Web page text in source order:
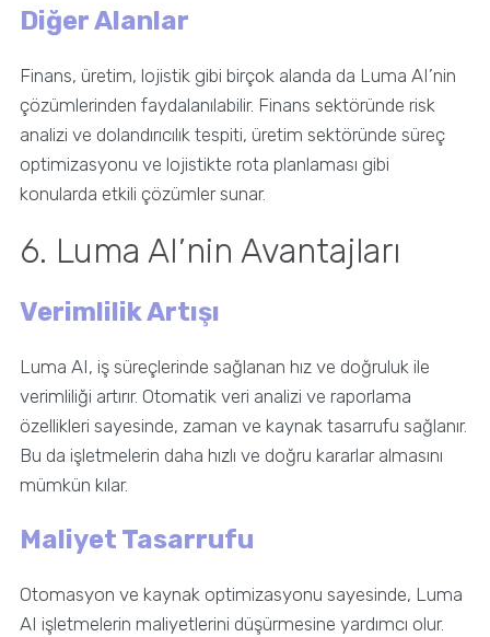
Diğer Alanlar
Finans, üretim, lojistik gibi birçok alanda da Luma AI’nin
çözümlerinden faydalanılabilir. Finans sektöründe risk
analizi ve dolandırıcılık tespiti, üretim sektöründe süreç
optimizasyonu ve lojistikte rota planlaması gibi
konularda etkili çözümler sunar.
6. Luma AI’nin Avantajları
Verimlilik Artışı
Luma AI, iş süreçlerinde sağlanan hız ve doğruluk ile
verimliliği artırır. Otomatik veri analizi ve raporlama
özellikleri sayesinde, zaman ve kaynak tasarrufu sağlanır.
Bu da işletmelerin daha hızlı ve doğru kararlar almasını
mümkün kılar.
Maliyet Tasarrufu
Otomasyon ve kaynak optimizasyonu sayesinde, Luma
AI işletmelerin maliyetlerini düşürmesine yardımcı olur.